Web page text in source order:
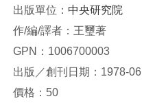
出版單位： 中央研究院
作/編/譯者：王璽著
GPN：1006700003
出版／創刊日期：1978-06
價格：50